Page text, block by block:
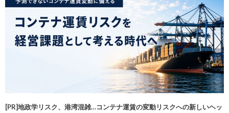
[PR]地政学リスク、港湾混雑…コンテナ運賃の変動リスクへの新しいヘッ